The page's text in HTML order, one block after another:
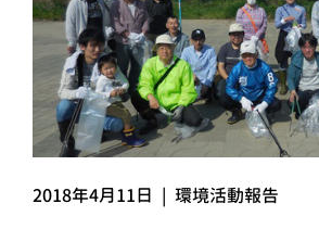
2018年4月11日 | 環境活動報告